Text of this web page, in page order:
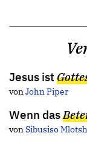
Jesus ist
vonJohn Piper
Wenn das
vonSibusiso